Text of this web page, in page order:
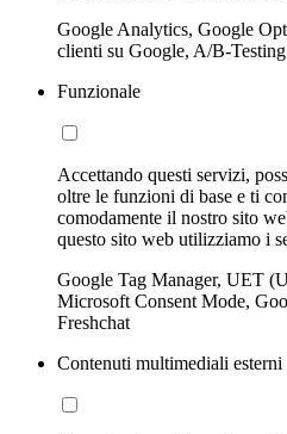
Google Analytics, Google
clienti su Google, A/B-Testing
Funzionale
Accettando questi servizi,
oltre le funzioni di base e ti
comodamente il nostro sito
questo sito web utilizziamo i
Google Tag Manager, UET
Microsoft Consent Mode,
Freshchat
Contenuti multimediali esterni